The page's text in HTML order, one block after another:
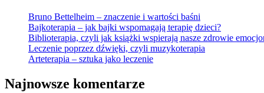
Bruno Bettelheim – znaczenie i wartości baśni
Bajkoterapia – jak bajki wspomagają terapię dzieci?
Biblioterapia, czyli jak książki wspierają nasze zdrowie
Leczenie poprzez dźwięki, czyli muzykoterapia
Arteterapia – sztuka jako leczenie
Najnowsze komentarze